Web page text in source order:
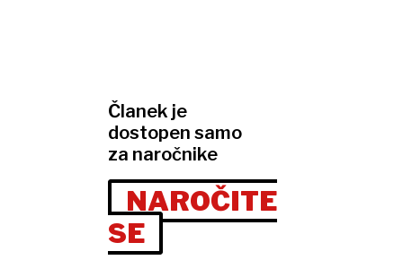
Članek je
dostopen samo
za naročnike
NAROČITE
SE